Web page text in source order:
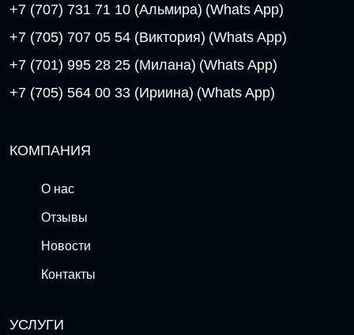
+7 (707) 731 71 10 (Альмира) (Whats App)
+7 (705) 707 05 54 (Виктория) (Whats App)
+7 (701) 995 28 25 (Милана) (Whats App)
+7 (705) 564 00 33 (Ириина) (Whats App)
КОМПАНИЯ
О нас
Отзывы
Новости
Контакты
УСЛУГИ